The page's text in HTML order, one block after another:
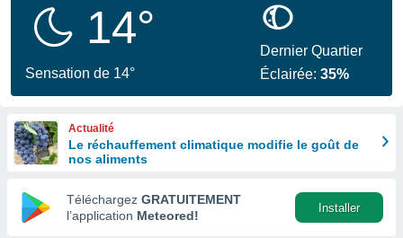
en
14°
Sensation de 14°
Dernier Quartier
Éclairée:35%
Actualité
Le réchauffement climatique modifie le goût de
nos aliments
Téléchargez GRATUITEMENT
l’application Meteored!
Installer